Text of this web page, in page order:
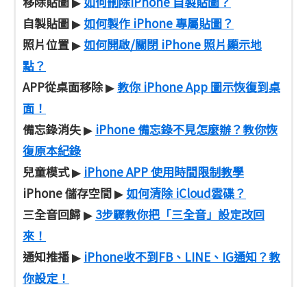
自製貼圖▶如何製作 iPhone 專屬貼圖？
照片位置▶如何開啟/關閉 iPhone 照片顯示地
點？
APP從桌面移除▶教你 iPhone App 圖示恢復到桌
面！
備忘錄消失▶ iPhone 備忘錄不見怎麼辦？教你恢
復原本紀錄
兒童模式▶ iPhone APP 使用時間限制教學
iPhone 儲存空間▶如何清除 iCloud雲碟？
三全音回歸▶ 3步驟教你把「三全音」設定改回
來！
通知推播▶ iPhone收不到FB、LINE、IG通知？教
你設定！